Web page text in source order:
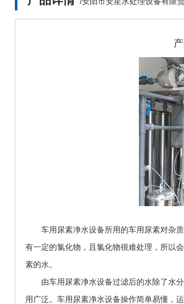
车用尿素净水设备所用的车用尿素对杂质
有一定的氯化物，且氯化物很难处理，所以
素的水。
由车用尿素净水设备过滤后的水除了水分
用广泛。车用尿素净水设备操作简单易懂，